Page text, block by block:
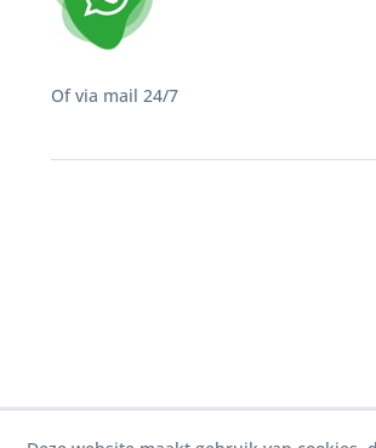
Of via mail 24/7